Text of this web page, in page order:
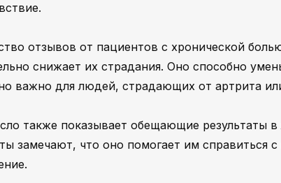
отзывов от пациентов с хронической
снижает их страдания. Оно способно
важно для людей, страдающих от артрита
также показывает обещающие результаты
замечают, что оно помогает им справиться